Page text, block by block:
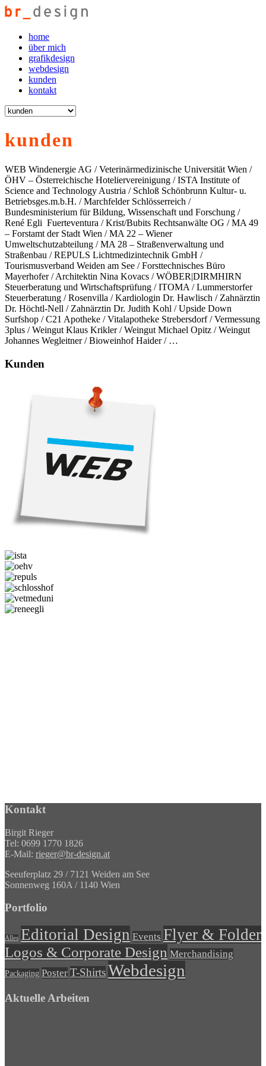
home
über mich
grafikdesign
webdesign
kunden
kontakt
kunden
WEB Windenergie AG / Veterinärmedizinische Universität Wien /
ÖHV – Österreichische Hoteliervereinigung / ISTA Institute of
Science and Technology Austria / Schloß Schönbrunn Kultur- u.
Betriebsges.m.b.H. / Marchfelder Schlösserreich /
Bundesministerium für Bildung, Wissenschaft und Forschung /
René Egli Fuerteventura / Krist/Bubits Rechtsanwälte OG / MA 49
– Forstamt der Stadt Wien / MA 22 – Wiener
Umweltschutzabteilung / MA 28 – Straßenverwaltung und
Straßenbau / REPULS Lichtmedizintechnik GmbH /
Tourismusverband Weiden am See / Forsttechnisches Büro
Mayerhofer / Architektin Nina Kovacs / WÖBER|DIRMHIRN
Steuerberatung und Wirtschaftsprüfung / ITOMA / Lummerstorfer
Steuerberatung / Rosenvilla / Kardiologin Dr. Hawlisch / Zahnärztin
Dr. Höchtl-Nell / Zahnärztin Dr. Judith Kohl / Upside Down
Surfshop / C21 Apotheke / Vitalapotheke Strebersdorf / Vermessung
3plus / Weingut Klaus Krikler / Weingut Michael Opitz / Weingut
Johannes Wegleitner / Bioweinhof Haider / …
Kunden
Kontakt
Birgit Rieger
Tel: 0699 1770 1826
E-Mail: rieger@br-design.at
Seeuferplatz 29 / 7121 Weiden am See
Sonnenweg 160A / 1140 Wien
Portfolio
Alles Editorial Design Events Flyer & Folder
Logos & Corporate Design Merchandising
Packaging Poster T-ShirtsWebdesign
Aktuelle Arbeiten